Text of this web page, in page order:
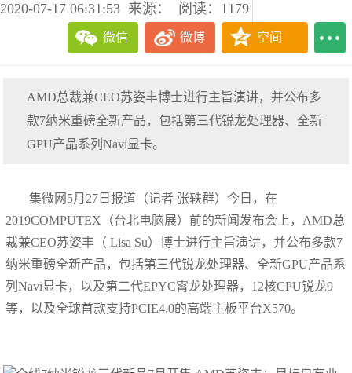
2020-07-17 06:31:53 来源： 阅读：1179
微信 微博 空间
AMD总裁兼CEO苏姿丰博士进行主旨演讲，并公布多
款7纳米重磅全新产品，包括第三代锐龙处理器、全新
GPU产品系列Navi显卡。
集微网5月27日报道（记者 张轶群）今日，在
2019COMPUTEX（台北电脑展）前的新闻发布会上，AMD总
裁兼CEO苏姿丰（ Lisa Su）博士进行主旨演讲，并公布多款7
纳米重磅全新产品，包括第三代锐龙处理器、全新GPU产品系
列Navi显卡，以及第二代EPYC霄龙处理器，12核CPU锐龙9
等，以及全球首款支持PCIE4.0的高端主板平台X570。